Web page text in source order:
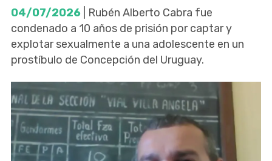
04/07/2026 | Rubén Alberto Cabra fue
condenado a 10 años de prisión por captar y
explotar sexualmente a una adolescente en un
prostíbulo de Concepción del Uruguay.